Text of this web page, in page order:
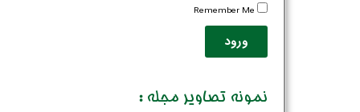
Remember Me
ورود
نمونه تصاویر مجله :